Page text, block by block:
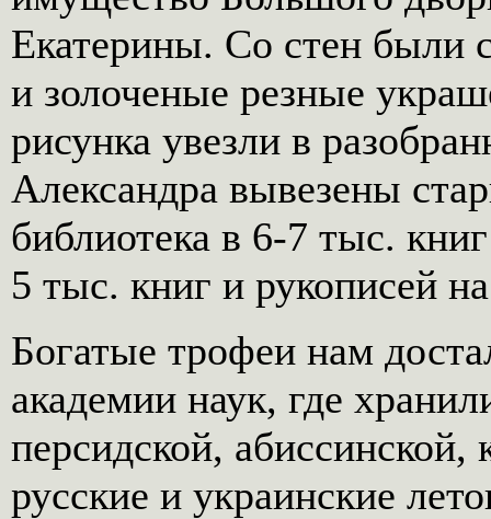
Екатерины. Со стен были
и золоченые резные
рисунка увезли в
Александра вывезены
библиотека в 6-7 тыс.
5 тыс. книг и рукописей
Богатые трофеи нам
академии наук, где
персидской, абиссинской,
русские и украинские